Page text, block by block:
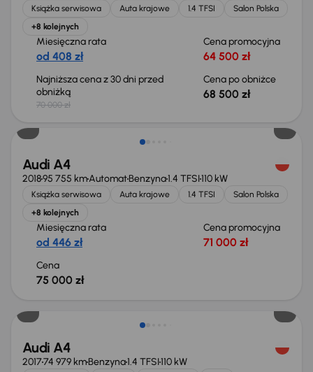
Książka serwisowa Auta krajowe 1.4 TFSI
Salon Polska
+8 kolejnych
Miesięczna rata
od 408 zł
Cena promocyjna
64 500 zł
Najniższa cena z 30 dni przed
obniżką
70 000 zł
Cena po obniżce
68 500 zł
Możliwość odliczenia VAT
Audi A4
201895 755 kmAutomatBenzyna1.4 TFSI110 kW
Książka serwisowa Auta krajowe 1.4 TFSI
Salon Polska
+8 kolejnych
Miesięczna rata
od 446 zł
Cena promocyjna
71 000 zł
Cena
75 000 zł
Audi A4
201774 979 kmBenzyna1.4 TFSI110 kW